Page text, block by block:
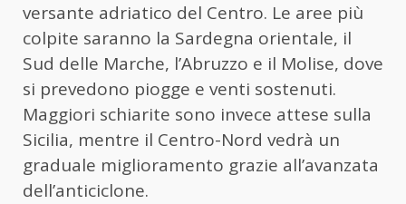
versante adriatico del Centro. Le aree più
colpite saranno la Sardegna orientale, il
Sud delle Marche, l’Abruzzo e il Molise, dove
si prevedono piogge e venti sostenuti.
Maggiori schiarite sono invece attese sulla
Sicilia, mentre il Centro-Nord vedrà un
graduale miglioramento grazie all’avanzata
dell’anticiclone.